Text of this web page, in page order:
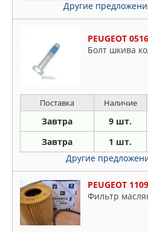
Другие
PEUGEOT
Болт шкива
Поставка Наличие
Завтра 9 шт.
Завтра 1 шт.
Другие
PEUGEOT
Фильтр